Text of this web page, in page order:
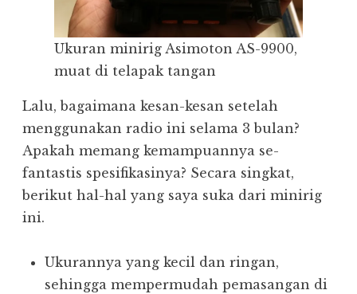
Ukuran minirig Asimoton AS-9900,
muat di telapak tangan
Lalu, bagaimana kesan-kesan setelah
menggunakan radio ini selama 3 bulan?
Apakah memang kemampuannya se-
fantastis spesifikasinya? Secara singkat,
berikut hal-hal yang saya suka dari minirig
ini.
Ukurannya yang kecil dan ringan,
sehingga mempermudah pemasangan di